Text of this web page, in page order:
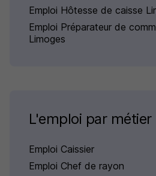
Emploi Hôtesse de caisse
Emploi Préparateur de
Limoges
L'emploi par métier
Emploi Caissier
Emploi Chef de rayon